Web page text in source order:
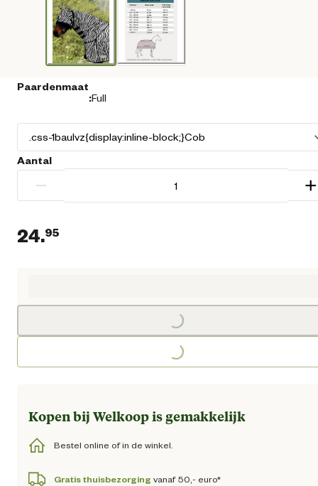
Paardenmaat
:Full
Aantal
− +
24.95
Loading...
Loading...
Kopen bij Welkoop is gemakkelijk
Bestel online of in de winkel.
Gratis thuisbezorging vanaf 50,- euro*